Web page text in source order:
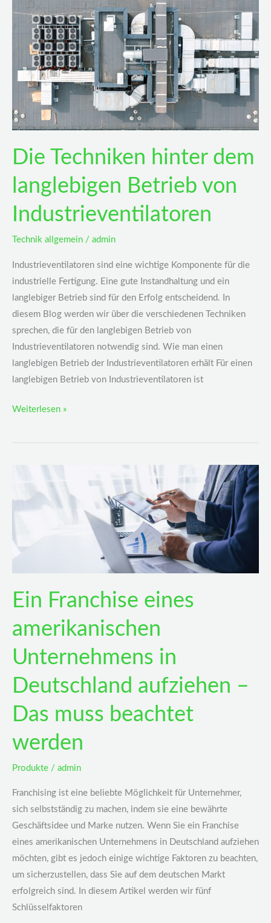
Die Techniken hinter dem
langlebigen Betrieb von
Industrieventilatoren
Technik allgemein / admin
Industrieventilatoren sind eine wichtige Komponente für die
industrielle Fertigung. Eine gute Instandhaltung und ein
langlebiger Betrieb sind für den Erfolg entscheidend. In
diesem Blog werden wir über die verschiedenen Techniken
sprechen, die für den langlebigen Betrieb von
Industrieventilatoren notwendig sind. Wie man einen
langlebigen Betrieb der Industrieventilatoren erhält Für einen
langlebigen Betrieb von Industrieventilatoren ist
hinter
dem
langlebigen
Betrieb
von
Industrieventilatoren
Weiterlesen »
Ein Franchise eines
amerikanischen
Unternehmens in
Deutschland aufziehen –
Das muss beachtet
werden
Produkte / admin
Franchising ist eine beliebte Möglichkeit für Unternehmer,
sich selbstständig zu machen, indem sie eine bewährte
Geschäftsidee und Marke nutzen. Wenn Sie ein Franchise
eines amerikanischen Unternehmens in Deutschland aufziehen
möchten, gibt es jedoch einige wichtige Faktoren zu beachten,
um sicherzustellen, dass Sie auf dem deutschen Markt
erfolgreich sind. In diesem Artikel werden wir fünf
Schlüsselfaktoren
Unternehmens
in
–
muss
beachtet